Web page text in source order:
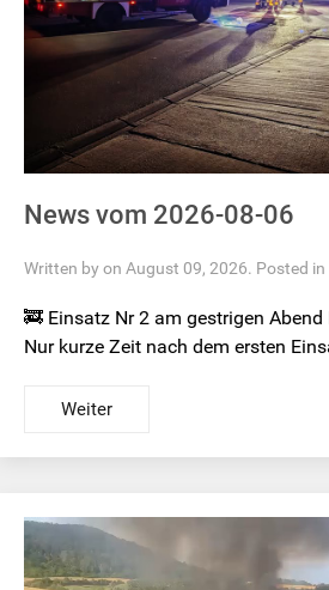
News vom 2026-08-06
Written by on August 09, 2026. Posted in
🚒 Einsatz Nr 2 am gestrigen
Nur kurze Zeit nach dem ersten
Weiter